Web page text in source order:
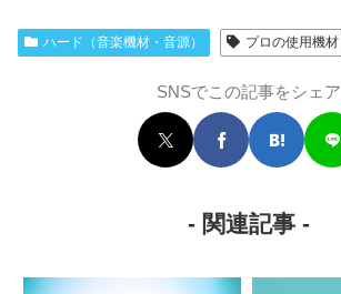
ハード（音楽機材・音源） プロの使用機材
SNSでこの記事をシェア
- 関連記事 -